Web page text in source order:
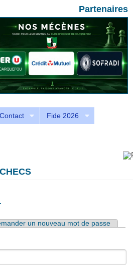
Partenaires
Contact Fide 2026
un nouveau mot de passe